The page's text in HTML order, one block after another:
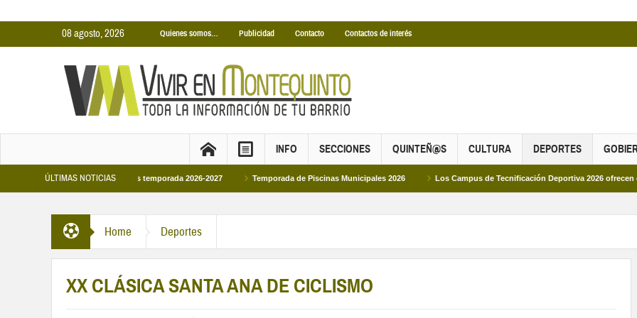
08 agosto, 2026 Quienes somos… Publicidad Contacto Contactos de interés
INFO SECCIONES QUINTEÑ@S CULTURA DEPORTES
ÚLTIMAS NOTICIAS
Municipales temporada 2026-2027 Temporada de Piscinas Municipales 2026 Los Campus de Tecnificación Deportiva 2026 ofrecen cuatro
Home Deportes
XX CLÁSICA SANTA ANA DE CICLISMO